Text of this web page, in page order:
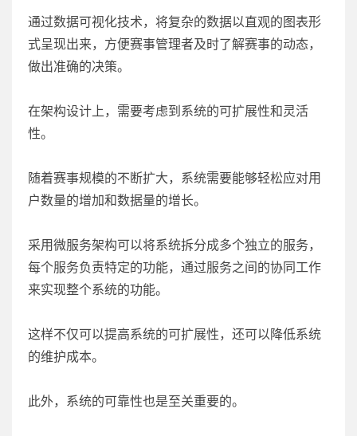
通过数据可视化技术，将复杂的数据以直观的图表形
式呈现出来，方便赛事管理者及时了解赛事的动态，
做出准确的决策。
在架构设计上，需要考虑到系统的可扩展性和灵活
性。
随着赛事规模的不断扩大，系统需要能够轻松应对用
户数量的增加和数据量的增长。
采用微服务架构可以将系统拆分成多个独立的服务，
每个服务负责特定的功能，通过服务之间的协同工作
来实现整个系统的功能。
这样不仅可以提高系统的可扩展性，还可以降低系统
的维护成本。
此外，系统的可靠性也是至关重要的。